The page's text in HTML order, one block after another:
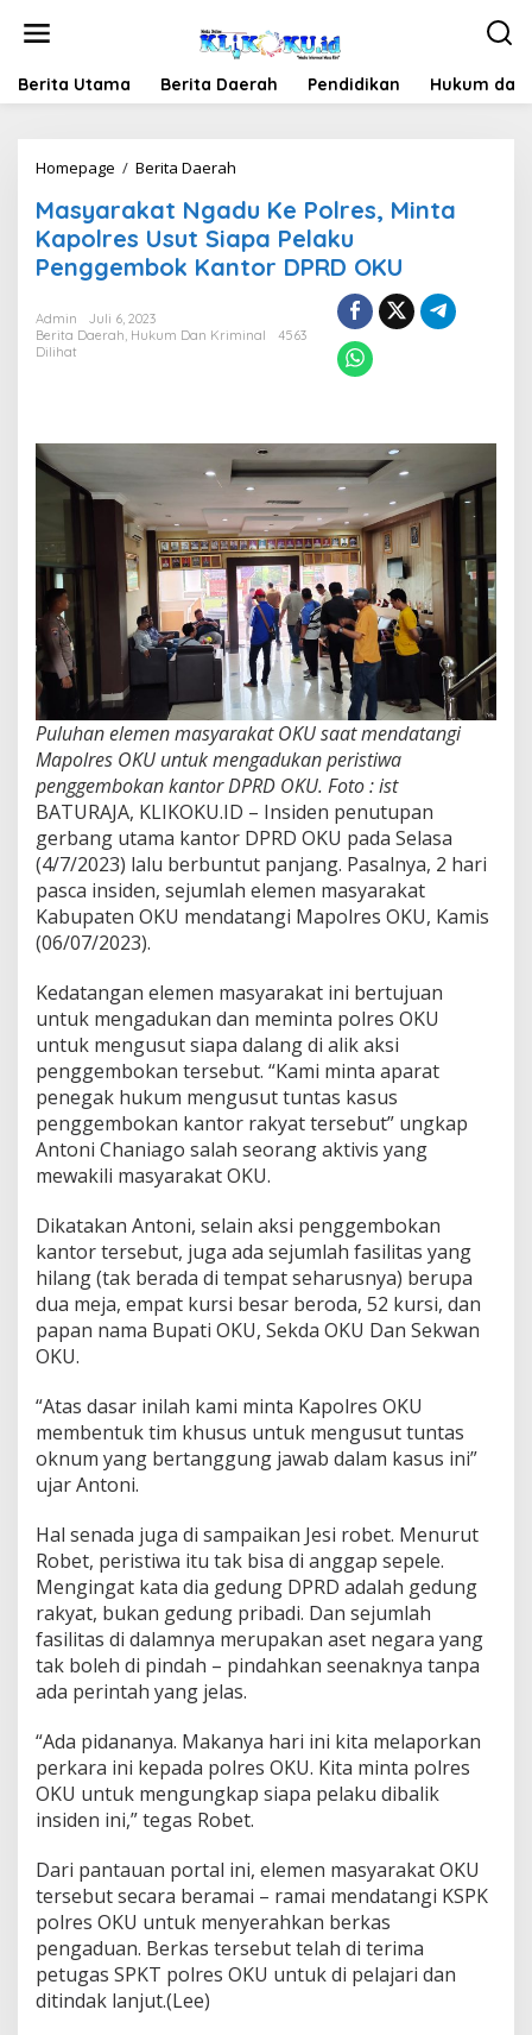
Berita Utama Berita Daerah Pendidikan Hukum
Homepage / Berita Daerah
Ke
Polres,
Minta
Kapolres
Pelaku
Masyarakat Ngadu Ke Polres, Minta
Kapolres Usut Siapa Pelaku
Penggembok Kantor DPRD OKU
Admin
Juli 6, 2023
Berita Daerah, Hukum Dan Kriminal
4563
Dilihat
Puluhan elemen masyarakat OKU saat mendatangi
Mapolres OKU untuk mengadukan peristiwa
penggembokan kantor DPRD OKU. Foto : ist
BATURAJA, KLIKOKU.ID – Insiden penutupan
gerbang utama kantor DPRD OKU pada Selasa
(4/7/2023) lalu berbuntut panjang. Pasalnya, 2 hari
pasca insiden, sejumlah elemen masyarakat
Kabupaten OKU mendatangi Mapolres OKU, Kamis
(06/07/2023).
Kedatangan elemen masyarakat ini bertujuan
untuk mengadukan dan meminta polres OKU
untuk mengusut siapa dalang di alik aksi
penggembokan tersebut. “Kami minta aparat
penegak hukum mengusut tuntas kasus
penggembokan kantor rakyat tersebut” ungkap
Antoni Chaniago salah seorang aktivis yang
mewakili masyarakat OKU.
Dikatakan Antoni, selain aksi penggembokan
kantor tersebut, juga ada sejumlah fasilitas yang
hilang (tak berada di tempat seharusnya) berupa
dua meja, empat kursi besar beroda, 52 kursi, dan
papan nama Bupati OKU, Sekda OKU Dan Sekwan
OKU.
“Atas dasar inilah kami minta Kapolres OKU
membentuk tim khusus untuk mengusut tuntas
oknum yang bertanggung jawab dalam kasus ini”
ujar Antoni.
Hal senada juga di sampaikan Jesi robet. Menurut
Robet, peristiwa itu tak bisa di anggap sepele.
Mengingat kata dia gedung DPRD adalah gedung
rakyat, bukan gedung pribadi. Dan sejumlah
fasilitas di dalamnya merupakan aset negara yang
tak boleh di pindah – pindahkan seenaknya tanpa
ada perintah yang jelas.
“Ada pidananya. Makanya hari ini kita melaporkan
perkara ini kepada polres OKU. Kita minta polres
OKU untuk mengungkap siapa pelaku dibalik
insiden ini,” tegas Robet.
Dari pantauan portal ini, elemen masyarakat OKU
tersebut secara beramai – ramai mendatangi KSPK
polres OKU untuk menyerahkan berkas
pengaduan. Berkas tersebut telah di terima
petugas SPKT polres OKU untuk di pelajari dan
ditindak lanjut.(Lee)